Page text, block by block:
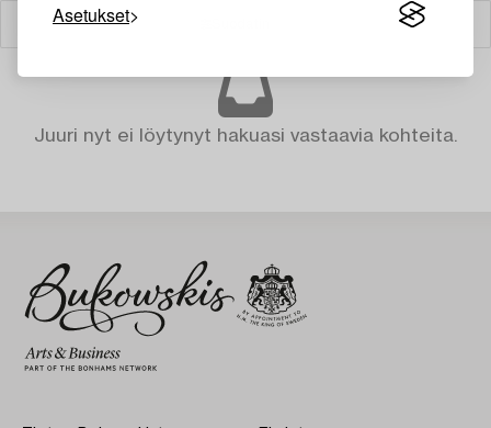
Asetukset
Juuri nyt ei löytynyt hakuasi vastaavia kohteita.